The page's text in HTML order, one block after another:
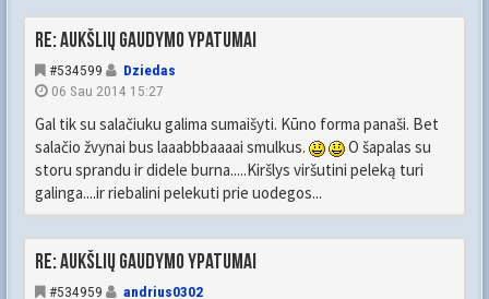
Re: Aukšlių gaudymo ypatumai
#534599
Dziedas
06 Sau 2014 15:27
Gal tik su salačiuku galima sumaišyti. Kūno forma panaši. Bet
salačio žvynai bus laaabbbaaaai smulkus.
O šapalas su
storu sprandu ir didele burna.....Kiršlys viršutini peleką turi
galinga....ir riebalini pelekuti prie uodegos...
Re: Aukšlių gaudymo ypatumai
#534959
andrius0302